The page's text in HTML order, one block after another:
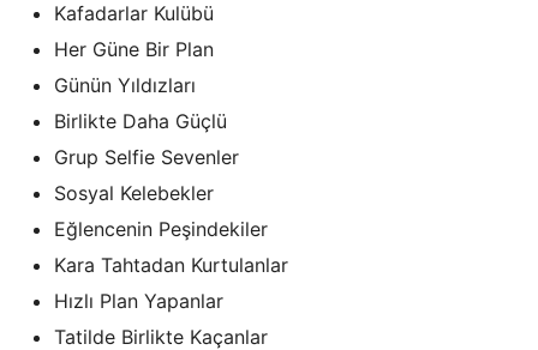
Kafadarlar Kulübü
Her Güne Bir Plan
Günün Yıldızları
Birlikte Daha Güçlü
Grup Selfie Sevenler
Sosyal Kelebekler
Eğlencenin Peşindekiler
Kara Tahtadan Kurtulanlar
Hızlı Plan Yapanlar
Tatilde Birlikte Kaçanlar